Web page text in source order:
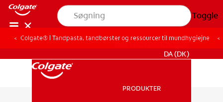
Toggle
DA (DK)
PRODUKTER
Colgate® | Tandpasta, tandbørster og ressourcer til mundhygiejne